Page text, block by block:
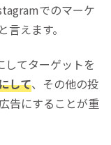
でのマーケ
えます。
てターゲットを
して、その他の投
告にすることが重